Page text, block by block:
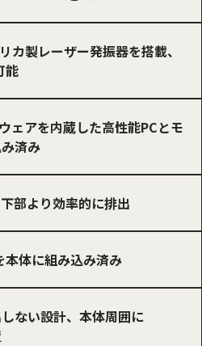
カ製レーザー発振器を搭載、
能
ェアを内蔵した高性能PCとモ
済み
部より効率的に排出
本体に組み込み済み
ない設計、本体周囲に